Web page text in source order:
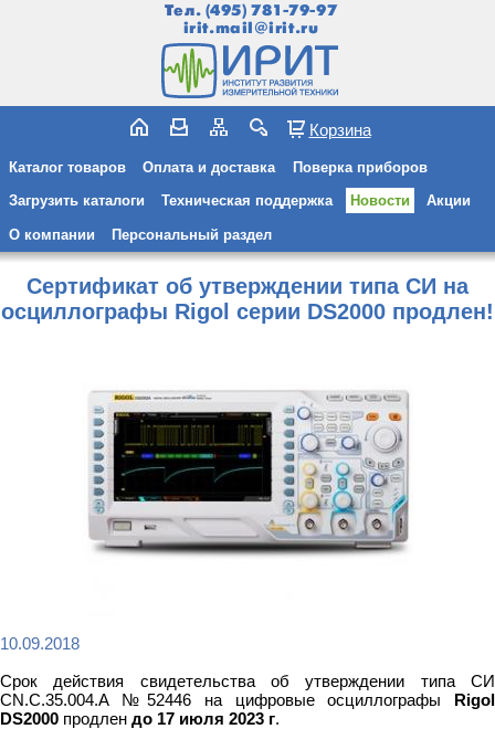
Тел. (495) 781-79-97
irit.mail@irit.ru
Корзина
Каталог товаров Оплата и доставка Поверка приборов
Загрузить каталоги Техническая поддержка Новости Акции
О компании Персональный раздел
Сертификат об утверждении типа СИ на
осциллографы Rigol серии DS2000 продлен!
10.09.2018
Срок действия свидетельства об утверждении типа СИ
CN.C.35.004.A №52446 на цифровые осциллографы Rigol
DS2000 продлен до 17 июля 2023 г.